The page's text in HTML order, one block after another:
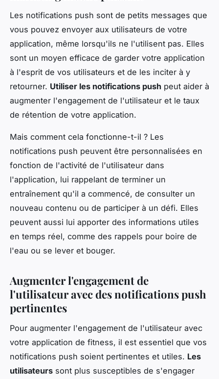
Les notifications push sont de petits messages que
vous pouvez envoyer aux utilisateurs de votre
application, même lorsqu'ils ne l'utilisent pas. Elles
sont un moyen efficace de garder votre application
à l'esprit de vos utilisateurs et de les inciter à y
retourner. Utiliser les notifications push peut aider à
augmenter l'engagement de l'utilisateur et le taux
de rétention de votre application.
Mais comment cela fonctionne-t-il ? Les
notifications push peuvent être personnalisées en
fonction de l'activité de l'utilisateur dans
l'application, lui rappelant de terminer un
entraînement qu'il a commencé, de consulter un
nouveau contenu ou de participer à un défi. Elles
peuvent aussi lui apporter des informations utiles
en temps réel, comme des rappels pour boire de
l'eau ou se lever et bouger.
Augmenter l'engagement de
l'utilisateur avec des notifications push
pertinentes
Pour augmenter l'engagement de l'utilisateur avec
votre application de fitness, il est essentiel que vos
notifications push soient pertinentes et utiles. Les
utilisateurs sont plus susceptibles de s'engager